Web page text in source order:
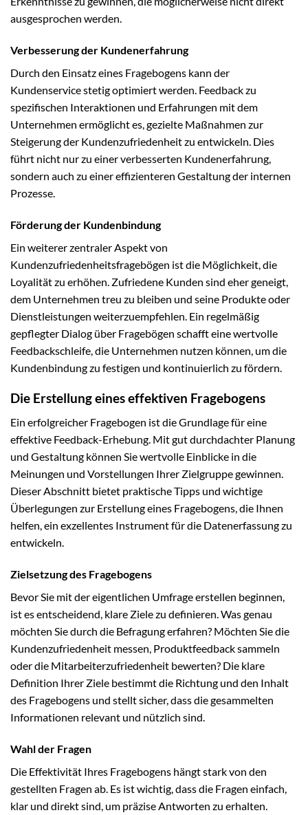
ausgesprochen werden.
Verbesserung der Kundenerfahrung
Durch den Einsatz eines Fragebogens kann der
Kundenservice stetig optimiert werden. Feedback zu
spezifischen Interaktionen und Erfahrungen mit dem
Unternehmen ermöglicht es, gezielte Maßnahmen zur
Steigerung der Kundenzufriedenheit zu entwickeln. Dies
führt nicht nur zu einer verbesserten Kundenerfahrung,
sondern auch zu einer effizienteren Gestaltung der internen
Prozesse.
Förderung der Kundenbindung
Ein weiterer zentraler Aspekt von
Kundenzufriedenheitsfragebögen ist die Möglichkeit, die
Loyalität zu erhöhen. Zufriedene Kunden sind eher geneigt,
dem Unternehmen treu zu bleiben und seine Produkte oder
Dienstleistungen weiterzuempfehlen. Ein regelmäßig
gepflegter Dialog über Fragebögen schafft eine wertvolle
Feedbackschleife, die Unternehmen nutzen können, um die
Kundenbindung zu festigen und kontinuierlich zu fördern.
Die Erstellung eines effektiven Fragebogens
Ein erfolgreicher Fragebogen ist die Grundlage für eine
effektive Feedback-Erhebung. Mit gut durchdachter Planung
und Gestaltung können Sie wertvolle Einblicke in die
Meinungen und Vorstellungen Ihrer Zielgruppe gewinnen.
Dieser Abschnitt bietet praktische Tipps und wichtige
Überlegungen zur Erstellung eines Fragebogens, die Ihnen
helfen, ein exzellentes Instrument für die Datenerfassung zu
entwickeln.
Zielsetzung des Fragebogens
Bevor Sie mit der eigentlichen Umfrage erstellen beginnen,
ist es entscheidend, klare Ziele zu definieren. Was genau
möchten Sie durch die Befragung erfahren? Möchten Sie die
Kundenzufriedenheit messen, Produktfeedback sammeln
oder die Mitarbeiterzufriedenheit bewerten? Die klare
Definition Ihrer Ziele bestimmt die Richtung und den Inhalt
des Fragebogens und stellt sicher, dass die gesammelten
Informationen relevant und nützlich sind.
Wahl der Fragen
Die Effektivität Ihres Fragebogens hängt stark von den
gestellten Fragen ab. Es ist wichtig, dass die Fragen einfach,
klar und direkt sind, um präzise Antworten zu erhalten.